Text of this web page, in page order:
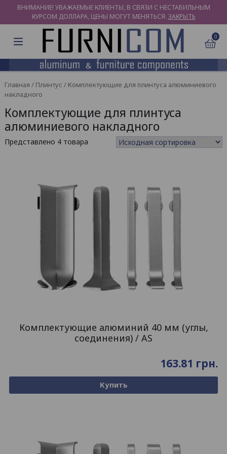
ВНИМАНИЕ! УВАЖАЕМЫЕ КЛИЕНТЫ, В СВЯЗИ С НЕСТАБИЛЬНЫМ
КУРСОМ ДОЛЛАРА, ЦЕНЫ МОГУТ МЕНЯТЬСЯ. ЗАКРЫТЬ
0
Главная / Плинтус / Комплектующие для плинтуса алюминиевого
накладного
Комплектующие для плинтуса
алюминиевого накладного
Представлено 4 товара
Комплектующие алюминий 40 мм (углы,
соединения) / AS
163.81 грн.
Купить